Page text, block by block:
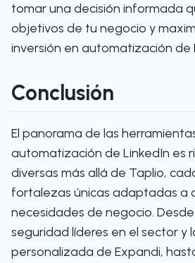
tomar una decisión informada
objetivos de tu negocio y
inversión en automatización de
Conclusión
El panorama de las
automatización de LinkedIn es
diversas más allá de Taplio,
fortalezas únicas adaptadas a
necesidades de negocio.
seguridad líderes en el sector y
personalizada de Expandi,